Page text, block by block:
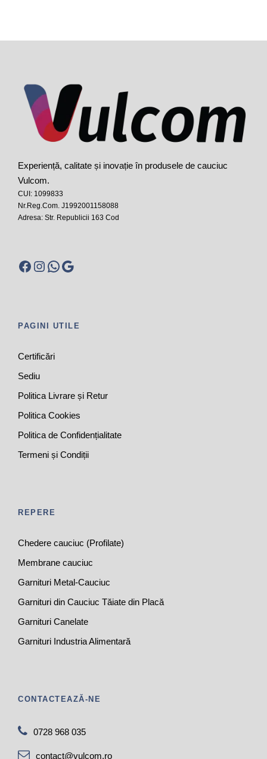
Experiență, calitate și inovație în produsele de cauciuc
Vulcom.
CUI: 1099833
Nr.Reg.Com. J1992001158088
Adresa: Str. Republicii 163 Cod
Facebook Instagram WhatsApp Google
PAGINI UTILE
Certificări
Sediu
Politica Livrare și Retur
Politica Cookies
Politica de Confidențialitate
Termeni și Condiții
REPERE
Chedere cauciuc (Profilate)
Membrane cauciuc
Garnituri Metal-Cauciuc
Garnituri din Cauciuc Tăiate din Placă
Garnituri Canelate
Garnituri Industria Alimentară
CONTACTEAZĂ-NE
0728 968 035
contact@vulcom.ro